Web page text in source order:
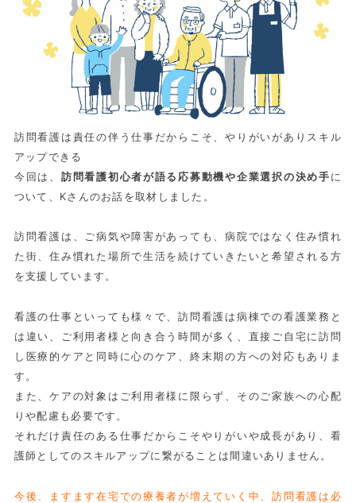
訪問看護は責任の伴う仕事だからこそ、やりがいがありスキル
アップできる
今回は、 訪問看護初心者が語る応募動機や企業選択の決め手 に
ついて、Kさんのお話を取材しました。
訪問看護は、ご病気や障害があっても、病院ではなく住み慣れ
た街、住み慣れた場所で生活を続けていきたいと希望される方
を支援しています。
看護の仕事といっても様々で、訪問看護は病棟での看護業務と
は違い、ご利用者様と向き合う時間が多く、直接ご自宅に訪問
し医療的ケアと同時に心のケア、終末期の方への対応もありま
す。
また、ケアの対象はご利用者様に限らず、そのご家族への心配
りや配慮も必要です。
それだけ責任のある仕事だからこそやりがいや成長があり、看
護師としてのスキルアップに繋がることは間違いありません。
今後、ますます在宅での療養者が増えていく中、訪問看護は必